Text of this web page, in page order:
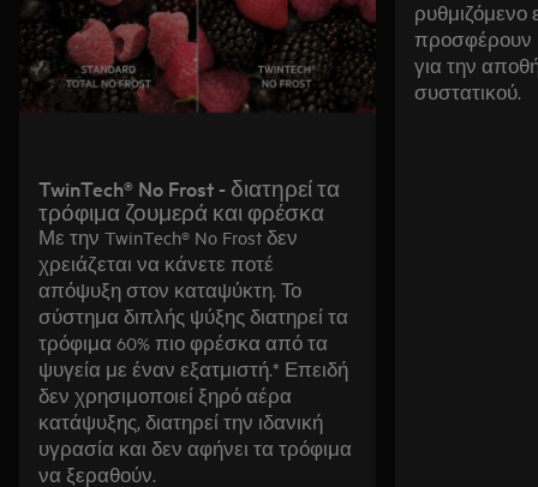
TwinTech® No Frost - διατηρεί τα
τρόφιμα ζουμερά και φρέσκα
Με την TwinTech® No Frost δεν
χρειάζεται να κάνετε ποτέ
απόψυξη στον καταψύκτη. Το
σύστημα διπλής ψύξης διατηρεί τα
τρόφιμα 60% πιο φρέσκα από τα
ψυγεία με έναν εξατμιστή.* Επειδή
δεν χρησιμοποιεί ξηρό αέρα
κατάψυξης, διατηρεί την ιδανική
υγρασία και δεν αφήνει τα τρόφιμα
να ξεραθούν.
ρυθμιζόμενο
προσφέρουν
για την
συστατικού.